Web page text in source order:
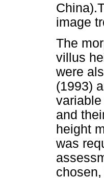
image
The
villus
were
(1993)
and
height
was